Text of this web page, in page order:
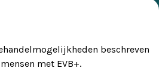
beschreven
met EVB+.